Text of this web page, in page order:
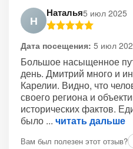
Н
Наталья5 июл 2025
Дата посещения: 5 июл
Большое насыщенное
день. Дмитрий много и
Карелии. Видно, что
своего региона и
исторических фактов.
было
читать дальше
Вам был полезен этот отзыв?